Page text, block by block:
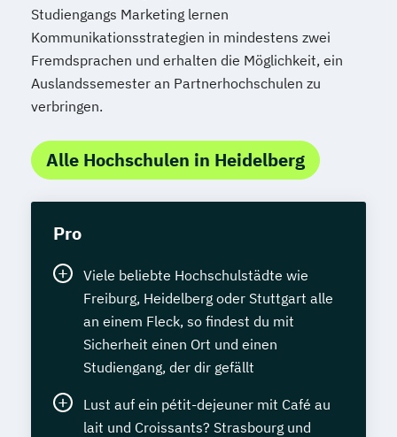
Studiengangs Marketing lernen
Kommunikationsstrategien in mindestens zwei
Fremdsprachen und erhalten die Möglichkeit, ein
Auslandssemester an Partnerhochschulen zu
verbringen.
Alle Hochschulen in Heidelberg
Pro
Viele beliebte Hochschulstädte wie
Freiburg, Heidelberg oder Stuttgart alle
an einem Fleck, so findest du mit
Sicherheit einen Ort und einen
Studiengang, der dir gefällt
Lust auf ein pétit-dejeuner mit Café au
lait und Croissants? Strasbourg und